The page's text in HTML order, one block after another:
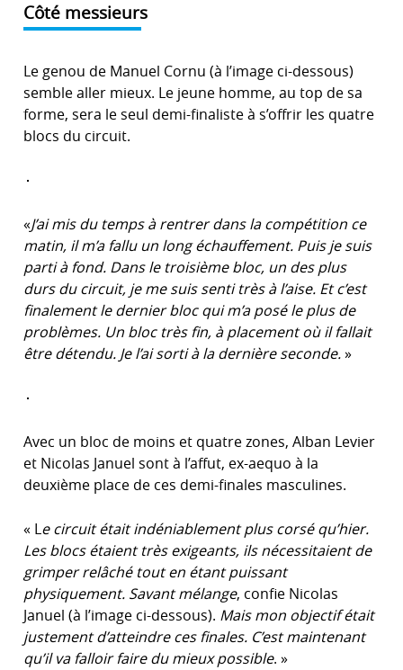
Côté messieurs
Le genou de Manuel Cornu (à l’image ci-dessous)
semble aller mieux. Le jeune homme, au top de sa
forme, sera le seul demi-finaliste à s’offrir les quatre
blocs du circuit.
«J’ai mis du temps à rentrer dans la compétition ce
matin, il m’a fallu un long échauffement. Puis je suis
parti à fond. Dans le troisième bloc, un des plus
durs du circuit, je me suis senti très à l’aise. Et c’est
finalement le dernier bloc qui m’a posé le plus de
problèmes. Un bloc très fin, à placement où il fallait
être détendu. Je l’ai sorti à la dernière seconde.»
Avec un bloc de moins et quatre zones, Alban Levier
et Nicolas Januel sont à l’affut, ex-aequo à la
deuxième place de ces demi-finales masculines.
« Le circuit était indéniablement plus corsé qu’hier.
Les blocs étaient très exigeants, ils nécessitaient de
grimper relâché tout en étant puissant
physiquement. Savant mélange, confie Nicolas
Januel (à l’image ci-dessous). Mais mon objectif était
justement d’atteindre ces finales. C’est maintenant
qu’il va falloir faire du mieux possible. »